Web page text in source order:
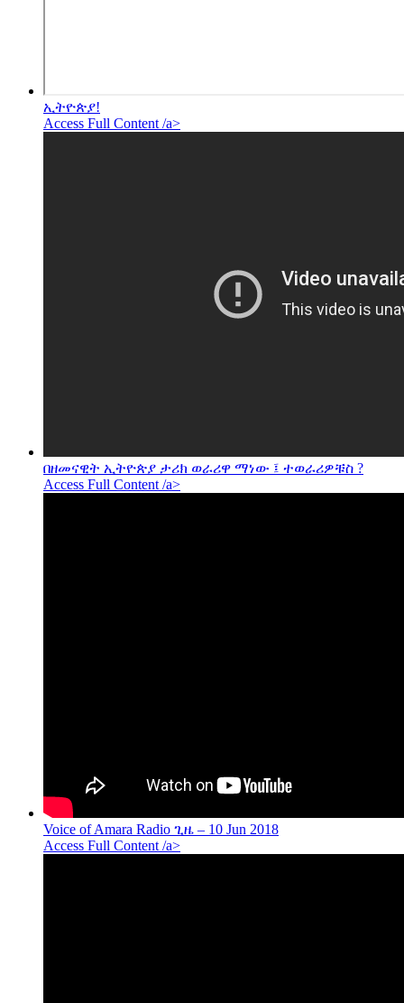
ኢትዮጵያ!
Access Full Content /a>
በዘመናዊት ኢትዮጵያ ታሪክ ወራሪዋ ማነው ፤ ተወራሪዎቹስ ?
Access Full Content /a>
Voice of Amara Radio ጊዜ – 10 Jun 2018
Access Full Content /a>